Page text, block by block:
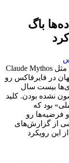
باگ
مثل Claude Mythos
در فایرفاکس رو
بیست سال
نشده بودن. کلید
بود که
و فرضیه‌ها رو
از گزارش‌های
از این رویکرد